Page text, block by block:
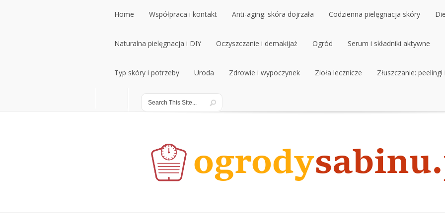
Home
Home
Współpraca i kontakt
Współpraca i kontakt
Anti-aging: skóra dojrzała
Anti-aging: skóra dojrzała
Codzienna pielęgnacja skóry
Codzienna pielęgnacja skóry
Naturalna pielęgnacja i DIY
Naturalna pielęgnacja i DIY
Oczyszczanie i demakijaż
Oczyszczanie i demakijaż
Ogród
Ogród
Serum i składniki aktywne
Serum i składniki aktywne
Typ skóry i potrzeby
Typ skóry i potrzeby
Uroda
Uroda
Zdrowie i wypoczynek Zioła lecznicze Złuszczanie: